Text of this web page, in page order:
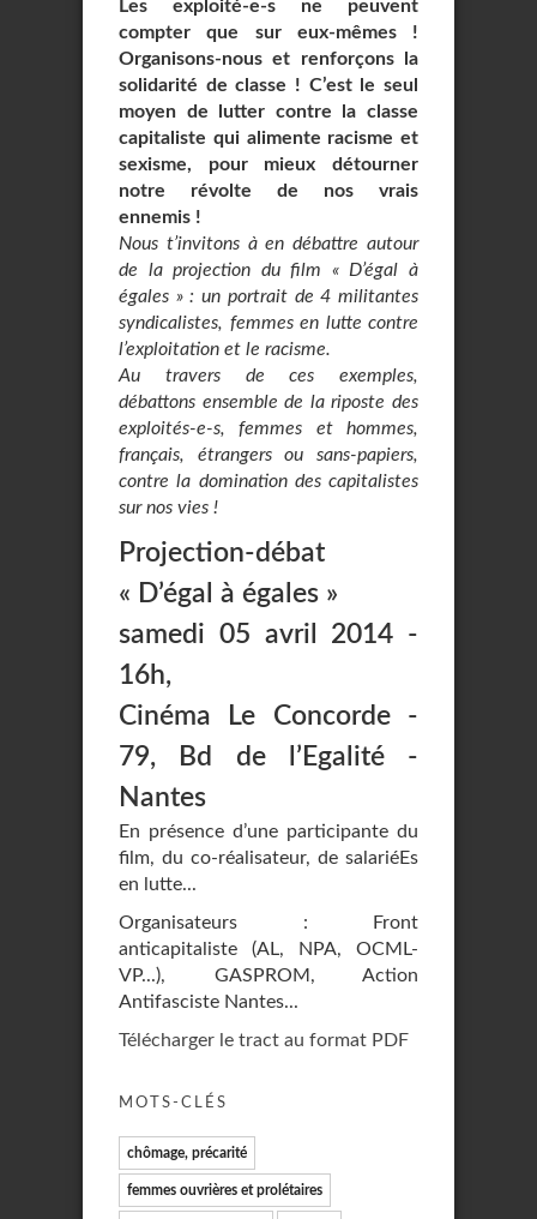
Les exploité-e-s ne peuvent
compter que sur eux-mêmes !
Organisons-nous et renforçons la
solidarité de classe ! C’est le seul
moyen de lutter contre la classe
capitaliste qui alimente racisme et
sexisme, pour mieux détourner
notre révolte de nos vrais
ennemis !
Nous t’invitons à en débattre autour
de la projection du film « D’égal à
égales » : un portrait de 4 militantes
syndicalistes, femmes en lutte contre
l’exploitation et le racisme.
Au travers de ces exemples,
débattons ensemble de la riposte des
exploités-e-s, femmes et hommes,
français, étrangers ou sans-papiers,
contre la domination des capitalistes
sur nos vies !
Projection-débat
« D’égal à égales »
samedi 05 avril 2014 -
16h,
Cinéma Le Concorde -
79, Bd de l’Egalité -
Nantes
En présence d’une participante du
film, du co-réalisateur, de salariéEs
en lutte...
Organisateurs : Front
anticapitaliste (AL, NPA, OCML-
VP...), GASPROM, Action
Antifasciste Nantes...
Télécharger le tract au format PDF
MOTS-CLÉS
chômage, précarité
femmes ouvrières et prolétaires